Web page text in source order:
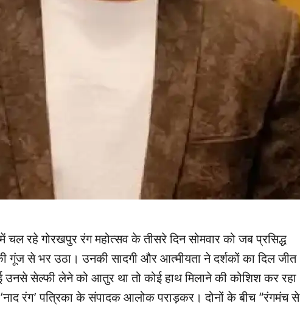
चल रहे गोरखपुर रंग महोत्सव के तीसरे दिन सोमवार को जब प्रसिद्ध
गूंज से भर उठा। उनकी सादगी और आत्मीयता ने दर्शकों का दिल जीत
उनसे सेल्फी लेने को आतुर था तो कोई हाथ मिलाने की कोशिश कर रहा
रंग’ पत्रिका के संपादक आलोक पराड़कर। दोनों के बीच “रंगमंच से